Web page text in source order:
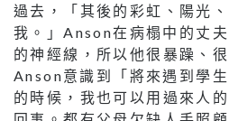
過去，「其後的彩虹、陽光
我。」Anson在病榻中的丈
的神經線，所以他很暴躁、
Anson意識到「將來遇到學
的時候，我也可以用過來人